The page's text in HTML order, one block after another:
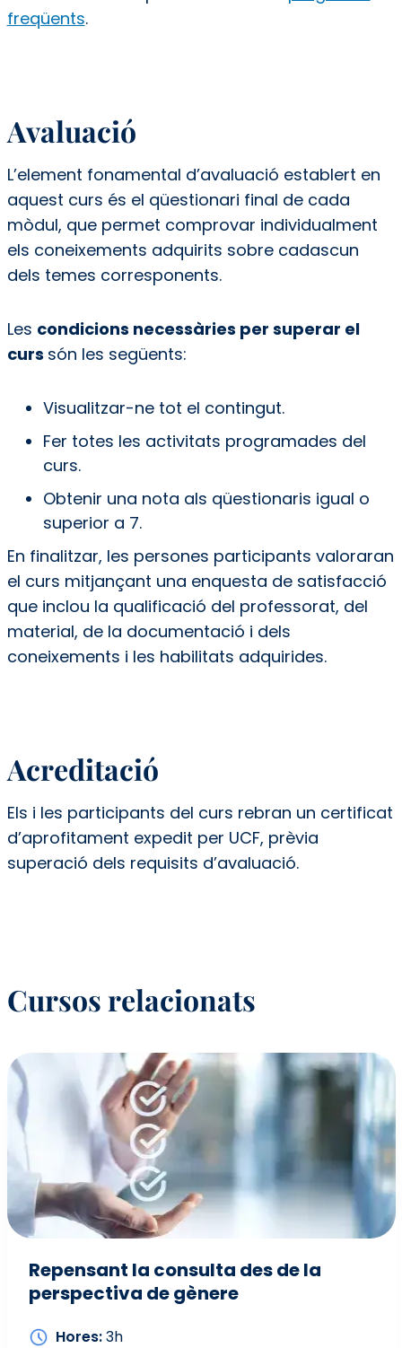
freqüents.
Avaluació
L’element fonamental d’avaluació establert en
aquest curs és el qüestionari final de cada
mòdul, que permet comprovar individualment
els coneixements adquirits sobre cadascun
dels temes corresponents.
Les condicions necessàries per superar el
curs són les següents:
Visualitzar-ne tot el contingut.
Fer totes les activitats programades del
curs.
Obtenir una nota als qüestionaris igual o
superior a 7.
En finalitzar, les persones participants valoraran
el curs mitjançant una enquesta de satisfacció
que inclou la qualificació del professorat, del
material, de la documentació i dels
coneixements i les habilitats adquirides.
Acreditació
Els i les participants del curs rebran un certificat
d’aprofitament expedit per UCF, prèvia
superació dels requisits d’avaluació.
Cursos relacionats
Repensant la consulta des de la
perspectiva de gènere
Hores 3h